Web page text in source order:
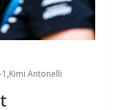
,Kimi Antonelli